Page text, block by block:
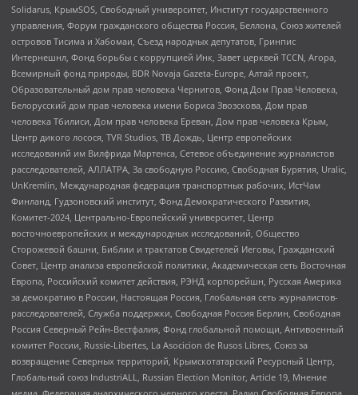
Solidarus, КрымSOS, Свободный университет, Институт государственного
управления, Форум гражданского общества Россия, Беллона, Союз жителей
островов Тисима и Хабомаи, Съезд народных депутатов, Гринпис
Интернешнл, Фонд борьбы с коррупцией Инк, Завет церквей TCCN, Агора,
Всемирный фонд природы, BDR Novaja Gazeta-Europe, Алтай проект,
Образовательный дом прав человека Чернигов, Фонд Дом Прав Человека,
Белорусский дом прав человека имени Бориса Звозскова, Дом прав
человека Тбилиси, Дом прав человека Ереван, Дом прав человека Крым,
Центр дикого лосося, TVR Studios, ТВ Дождь, Центр европейских
исследований им Вилфрида Мартенса, Сетевое объединение журналистов
расследователей, АЛЛАТРА, За свободную Россию, Свободная Бурятия, Uralic,
UnKremlin, Международная федерация транспортных рабочих, ИстЧам
Финланд, Гудзоновский институт, Фонд Демократического Развития,
Комитет-2024, Центрально-Европейский университет, Центр
восточноевропейских и международных исследований, Общество
Сторожевой башни, Библии и трактатов Свидетелей Иеговы, Гражданский
Совет, Центр анализа европейской политики, Академическая сеть Восточная
Европа, Российский комитет действия, РЭНД корпорейшн, Русская Америка
за демократию в России, Настоящая Россия, Глобальная сеть журналистов-
расследователей, Служба поддержки, Свободная Россия Берлин, Свободная
Россия Северный Рейн-Вестфалия, Фонд глобальной помощи, Антивоенный
комитет России, Russie-Libertes, La Asocicion de Rusos Libres, Союз за
возвращение Северных территорий, Крымскотатарский Ресурсный Центр,
Глобальный союз IndustriALL, Russian Election Monitor, Article 19, Мнение